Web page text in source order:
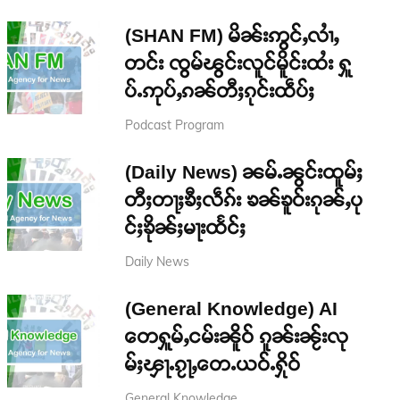
(SHAN FM) မိၼ်းဢွင်ႇလၢႆႇ
တင်း ၸွမ်ၽွင်းလူင်မိူင်းထႆး ႁူ
ပ်ႉဢုပ်ႇၵၼ်တီႈၵုင်းထဵပ်ႈ
Podcast Program
(Daily News) ၼမ်ႉၼွင်းထူမ်ႈ
တီႈတႃႈၶီႈလဵၵ်း ၶၼ်ၶူဝ်းၵုၼ်ႇပု
င်ႈၶိုၼ်ႈမႃးထႅင်ႈ
Daily News
(General Knowledge) AI
တေႁူမ်ႇငမ်းၼိူဝ် ၵူၼ်းၼႂ်းလု
မ်ႈၾႃႉၵႂႃႇတေႉယဝ်ႉႁိုဝ်